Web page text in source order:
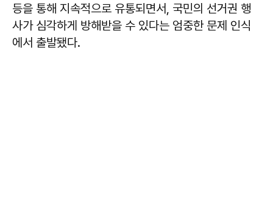
등을 통해 지속적으로 유통되면서, 국민의 선거권 행
사가 심각하게 방해받을 수 있다는 엄중한 문제 인식
에서 출발됐다.